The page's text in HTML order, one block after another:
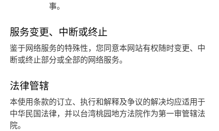
事。
服务变更、中断或终止
鉴于网络服务的特殊性，您同意本网站有权随时变更、中
断或终止部分或全部的网络服务。
法律管辖
本使用条款的订立、执行和解释及争议的解决均应适用于
中华民国法律，并以台湾桃园地方法院作为第一审管辖法
院。